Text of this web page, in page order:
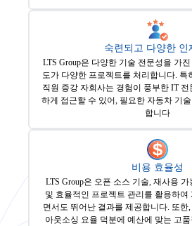
숙련되고 다양한 인
LTS Group은 다양한 기술 전문성을 가
도가 다양한 프로젝트를 처리합니다. 특
직원 증강 자회사는 경험이 풍부한 IT
하게 접근할 수 있어, 필요한 자동차 기
합니다
비용 효율성
LTS Group은 오픈 소스 기술, 재사용
및 효율적인 프로젝트 관리를 활용하여
면서도 뛰어난 결과를 제공합니다. 또한
아웃소싱 요율 덕분에 예산에 맞는 고